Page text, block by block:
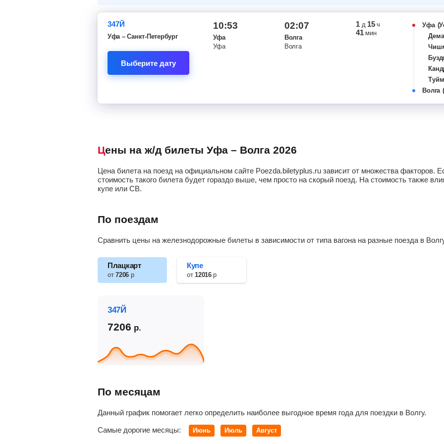
347Й
Уфа – Санкт-Петербург
Выберите дату
10:53
Уфа
Уфа
02:07
Волга
Волга
1 д 15ч
41 мин
Уфа
Дема
Инза
Волга
Цены на ж/д билеты Уфа – Волга 2026
Цена билета на поезд на официальном сайте Poezda.biletyplus.ru зависит от множества
стоимость такого билета будет гораздо выше, чем просто на скорый поезд. На стоимость также
купе или СВ.
По поездам
Сравнить цены на железнодорожные билеты в зависимости от типа вагона на разные поезда в
Плацкарт
от7206р
Купе
от12016р
347Й
7206 р.
По месяцам
Данный график помогает легко определить наиболее выгодное время года для поездки в Волгу.
Самые дорогие месяцы: Июнь Июль Август